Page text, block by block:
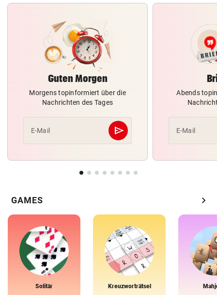
Guten Morgen
Morgens topinformiert über die
Nachrichten des Tages
E-Mail send
Abschicken
Abends
E-Mail
GAMES chevron_right
Solitär Kreuzworträtsel